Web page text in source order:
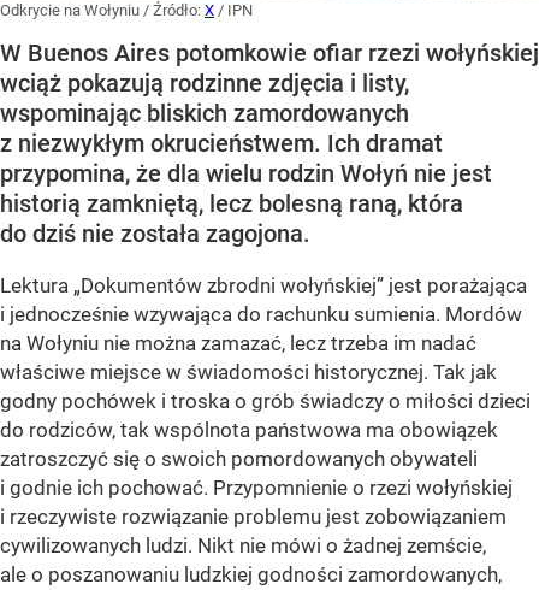
Odkrycie na Wołyniu / Źródło: X / IPN
W Buenos Aires potomkowie ofiar rzezi wołyńskiej
wciąż pokazują rodzinne zdjęcia i listy,
wspominając bliskich zamordowanych
z niezwykłym okrucieństwem. Ich dramat
przypomina, że dla wielu rodzin Wołyń nie jest
historią zamkniętą, lecz bolesną raną, która
do dziś nie została zagojona.
Lektura „Dokumentów zbrodni wołyńskiej” jest porażająca
i jednocześnie wzywająca do rachunku sumienia. Mordów
na Wołyniu nie można zamazać, lecz trzeba im nadać
właściwe miejsce w świadomości historycznej. Tak jak
godny pochówek i troska o grób świadczy o miłości dzieci
do rodziców, tak wspólnota państwowa ma obowiązek
zatroszczyć się o swoich pomordowanych obywateli
i godnie ich pochować. Przypomnienie o rzezi wołyńskiej
i rzeczywiste rozwiązanie problemu jest zobowiązaniem
cywilizowanych ludzi. Nikt nie mówi o żadnej zemście,
ale o poszanowaniu ludzkiej godności zamordowanych,